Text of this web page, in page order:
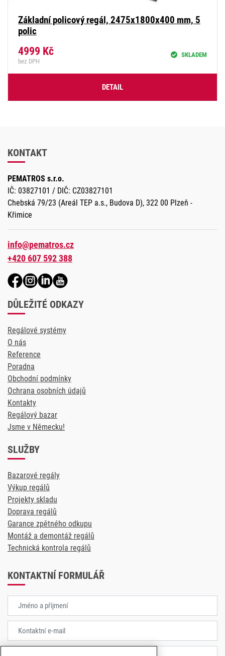
Základní policový regál, 2475x1800x400 mm, 5
polic
4999 Kč
bez DPH
SKLADEM
DETAIL
KONTAKT
PEMATROS s.r.o.
IČ: 03827101 / DIČ: CZ03827101
Chebská 79/23 (Areál TEP a.s., Budova D), 322 00 Plzeň -
Křimice
info@pematros.cz
+420 607 592 388
DŮLEŽITÉ ODKAZY
Regálové systémy
O nás
Reference
Poradna
Obchodní podmínky
Ochrana osobních údajů
Kontakty
Regálový bazar
Jsme v Německu!
SLUŽBY
Bazarové regály
Výkup regálů
Projekty skladu
Doprava regálů
Garance zpětného odkupu
Montáž a demontáž regálů
Technická kontrola regálů
KONTAKTNÍ FORMULÁŘ